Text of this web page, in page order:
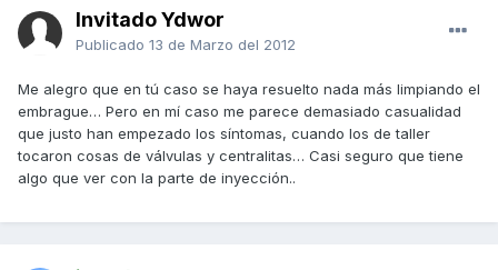
Invitado Ydwor
Publicado 13 de Marzo del 2012
Me alegro que en tú caso se haya resuelto nada más limpiando el
embrague… Pero en mí caso me parece demasiado casualidad
que justo han empezado los síntomas, cuando los de taller
tocaron cosas de válvulas y centralitas… Casi seguro que tiene
algo que ver con la parte de inyección..